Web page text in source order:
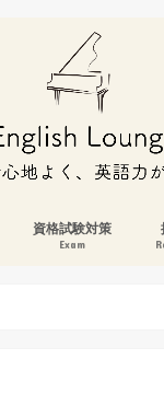
資格試験対策
Exam